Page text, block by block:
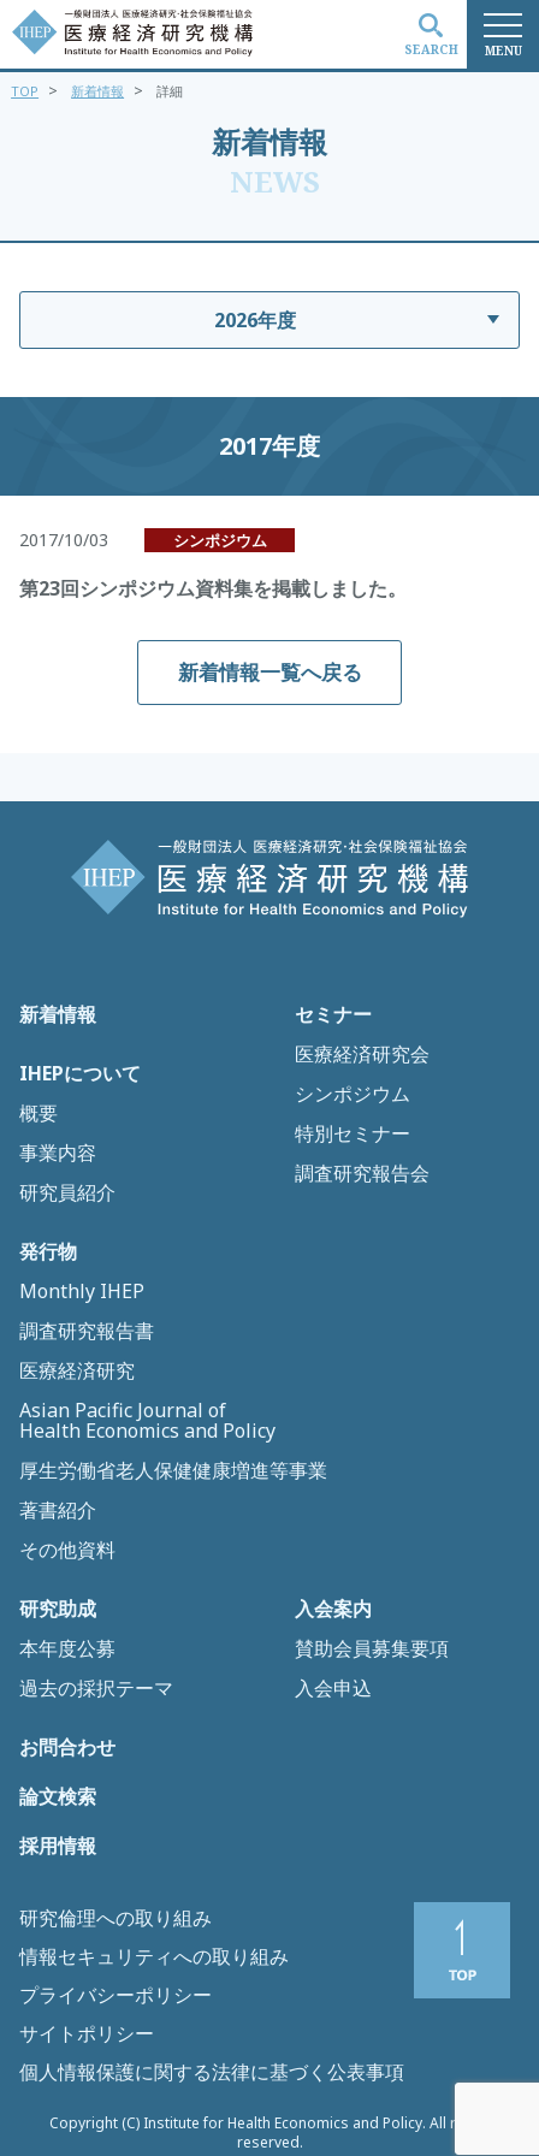
MENU
SEARCH
新着情報
NEWS
TOP > 新着情報 > 詳細
2026年度
2017年度
2017/10/03 シンポジウム
第23回シンポジウム資料集を掲載しました。
新着情報一覧へ戻る
新着情報
IHEPについて
概要
事業内容
研究員紹介
セミナー
医療経済研究会
シンポジウム
特別セミナー
調査研究報告会
発行物
Monthly IHEP
調査研究報告書
医療経済研究
Asian Pacific Journal of
Health Economics and Policy
厚生労働省老人保健健康増進等事業
著書紹介
その他資料
研究助成
本年度公募
過去の採択テーマ
入会案内
賛助会員募集要項
入会申込
お問合わせ
論文検索
採用情報
研究倫理への取り組み
情報セキュリティへの取り組み
プライバシーポリシー
サイトポリシー
個人情報保護に関する法律に基づく公表事項
Copyright (C) Institute for Health Economics and Policy. All rights
reserved.